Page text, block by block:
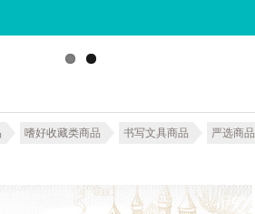
嗜好收藏类商品 书写文具商品 严选商品